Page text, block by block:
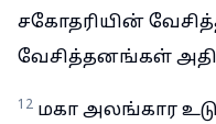
சகோதரியின்
வேசித்தனங்கள்
12 மகா அலங்கார